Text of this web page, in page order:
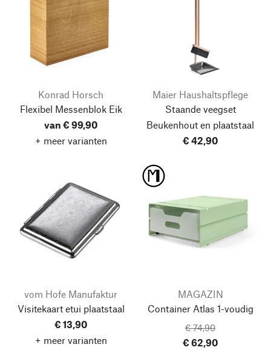
Konrad Horsch
Flexibel Messenblok Eik
van € 99,90
+ meer varianten
Maier Haushaltspflege
Staande veegset
Beukenhout en plaatstaal
€ 42,90
vom Hofe Manufaktur
Visitekaart etui plaatstaal
€ 13,90
+ meer varianten
MAGAZIN
Container Atlas 1-voudig
€ 74,90
€ 62,90